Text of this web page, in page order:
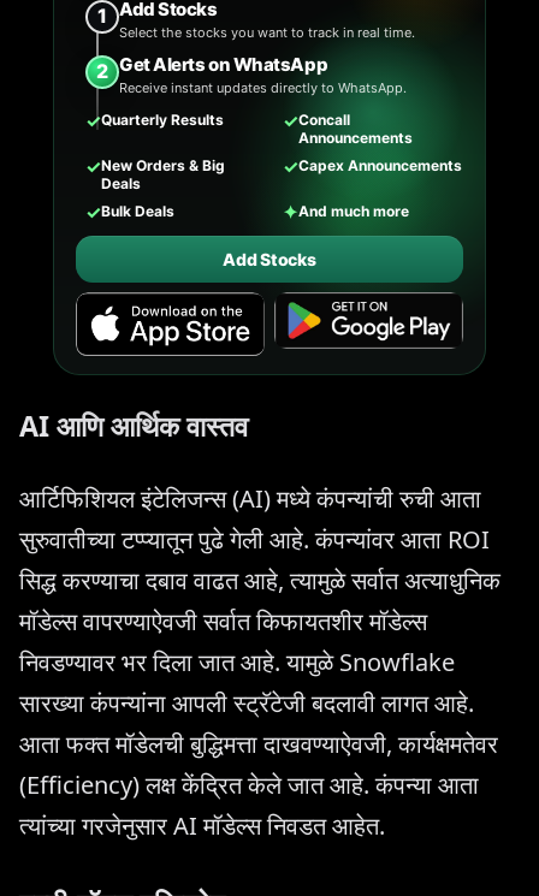
1 Add Stocks
Select the stocks you want to track in real time.
2 Get Alerts on WhatsApp
Receive instant updates directly to WhatsApp.
✓Quarterly Results ✓Concall
Announcements
✓New Orders & Big
Deals
✓Capex Announcements
✓Bulk Deals ✦And much more
Add Stocks
AI आणि आर्थिक वास्तव
आर्टिफिशियल इंटेलिजन्स (AI) मध्ये कंपन्यांची रुची आता
सुरुवातीच्या टप्प्यातून पुढे गेली आहे. कंपन्यांवर आता ROI
सिद्ध करण्याचा दबाव वाढत आहे, त्यामुळे सर्वात अत्याधुनिक
मॉडेल्स वापरण्याऐवजी सर्वात किफायतशीर मॉडेल्स
निवडण्यावर भर दिला जात आहे. यामुळे Snowflake
सारख्या कंपन्यांना आपली स्ट्रॅटेजी बदलावी लागत आहे.
आता फक्त मॉडेलची बुद्धिमत्ता दाखवण्याऐवजी, कार्यक्षमतेवर
(Efficiency) लक्ष केंद्रित केले जात आहे. कंपन्या आता
त्यांच्या गरजेनुसार AI मॉडेल्स निवडत आहेत.